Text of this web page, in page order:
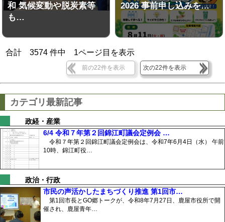
和 気候変動や脱炭素等
も…
2026 事前申し込みを…
合計3574 件中 1ページ目を表示
前の22件を表示 次の22件を表示
カテゴリ最新記事
政経・産業
6/4 令和７年第２回錦江町議会定例会 …
令和７年第２回錦江町議会定例会は、令和7年6月4日（水） 午前
10時、錦江町役…
政治・行政
市民の声活かしたまちづくり推進 第1回市…
第1回市長とGO郷トークが、令和8年7月27日、鹿屋市役所で開
催され、鹿屋青年…